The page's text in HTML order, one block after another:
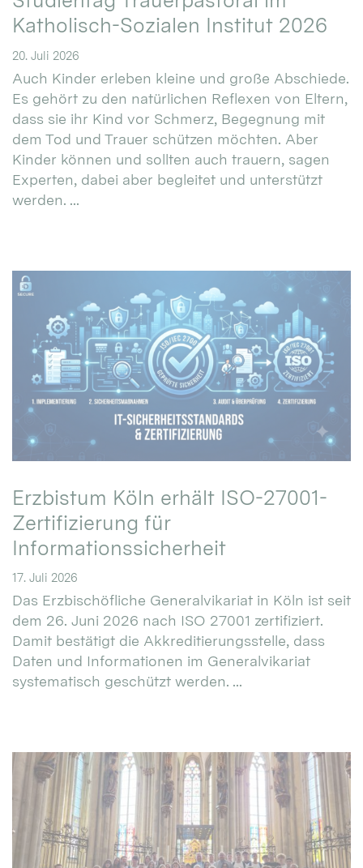
Katholisch-Sozialen Institut 2026
20. Juli 2026
Auch Kinder erleben kleine und große Abschiede.
Es gehört zu den natürlichen Reflexen von Eltern,
dass sie ihr Kind vor Schmerz, Begegnung mit
dem Tod und Trauer schützen möchten. Aber
Kinder können und sollten auch trauern, sagen
Experten, dabei aber begleitet und unterstützt
werden. ...
Erzbistum Köln erhält ISO-27001-
Zertifizierung für
Informationssicherheit
17. Juli 2026
Das Erzbischöfliche Generalvikariat in Köln ist seit
dem 26. Juni 2026 nach ISO 27001 zertifiziert.
Damit bestätigt die Akkreditierungsstelle, dass
Daten und Informationen im Generalvikariat
systematisch geschützt werden. ...